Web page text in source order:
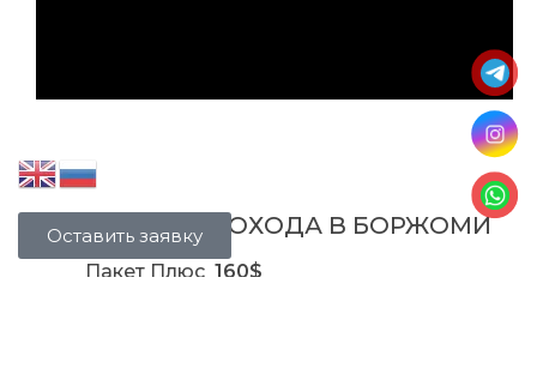
СТОИМОСТЬ ПОХОДА В БОРЖОМИ
Пакет Плюс 160$
Оставить заявку